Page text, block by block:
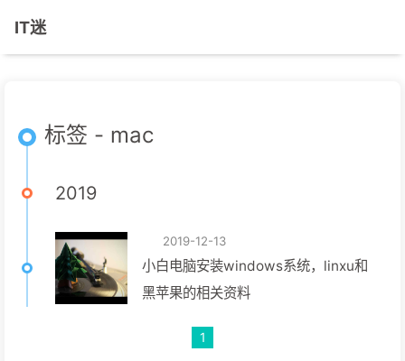
IT迷
标签 - mac
2019
2019-12-13
小白电脑安装windows系统，linxu和
黑苹果的相关资料
1